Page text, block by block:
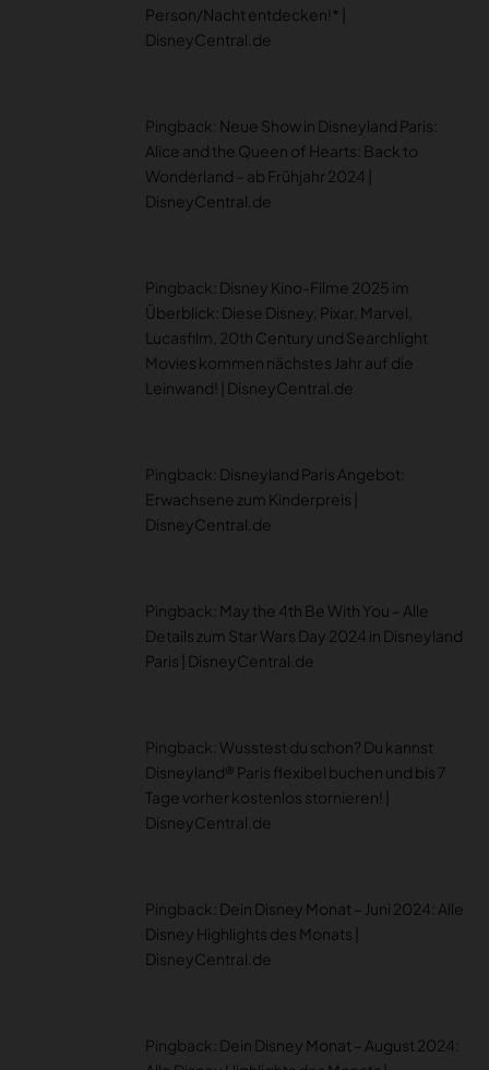
Person/Nacht entdecken!* |
DisneyCentral.de
Pingback: Neue Show in Disneyland Paris:
Alice and the Queen of Hearts: Back to
Wonderland – ab Frühjahr 2024 |
DisneyCentral.de
Pingback: Disney Kino-Filme 2025 im
Überblick: Diese Disney, Pixar, Marvel,
Lucasfilm, 20th Century und Searchlight
Movies kommen nächstes Jahr auf die
Leinwand! | DisneyCentral.de
Pingback: Disneyland Paris Angebot:
Erwachsene zum Kinderpreis |
DisneyCentral.de
Pingback: May the 4th Be With You – Alle
Details zum Star Wars Day 2024 in Disneyland
Paris | DisneyCentral.de
Pingback: Wusstest du schon? Du kannst
Disneyland® Paris flexibel buchen und bis 7
Tage vorher kostenlos stornieren! |
DisneyCentral.de
Pingback: Dein Disney Monat – Juni 2024: Alle
Disney Highlights des Monats |
DisneyCentral.de
Pingback: Dein Disney Monat – August 2024: